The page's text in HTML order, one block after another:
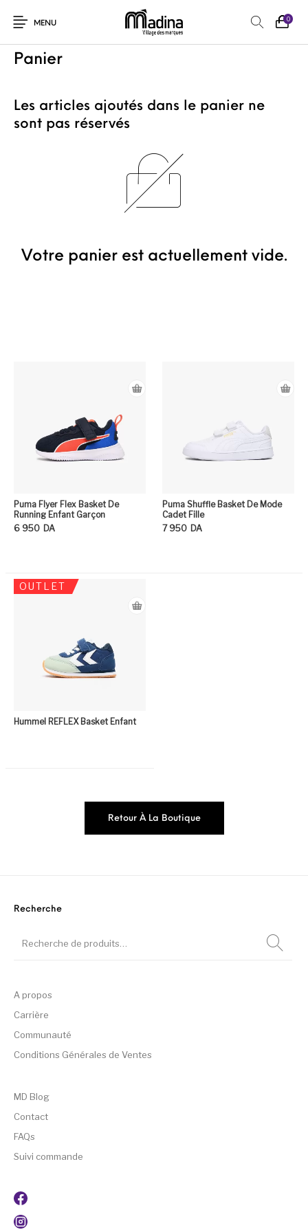
MENU
0
Panier
Les articles ajoutés dans le panier ne
sont pas réservés
Votre panier est actuellement vide.
Puma Flyer Flex Basket De
Running Enfant Garçon
6 950 DA
Puma Shuffle Basket De Mode
Cadet Fille
7 950 DA
OUTLET
Hummel REFLEX Basket Enfant
Retour À La Boutique
Recherche
A propos
Carrière
Communauté
Conditions Générales de Ventes
MD Blog
Contact
FAQs
Suivi commande